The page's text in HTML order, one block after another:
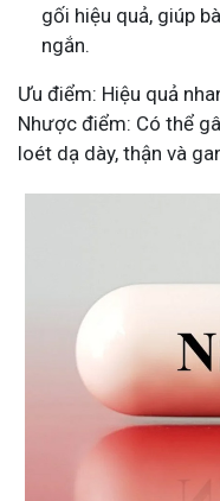
gối hiệu quả, giúp
ngắn.
Ưu điểm: Hiệu quả
Nhược điểm: Có thể
loét dạ dày, thận và